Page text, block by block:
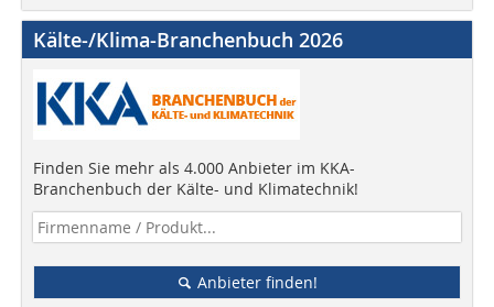
Kälte-/Klima-Branchenbuch 2026
Finden Sie mehr als 4.000 Anbieter im KKA-
Branchenbuch der Kälte- und Klimatechnik!
Anbieter finden!